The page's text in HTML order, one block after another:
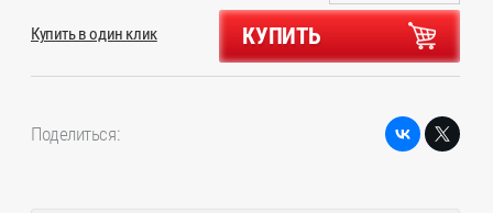
КУПИТЬ
Купить в один клик
Поделиться: